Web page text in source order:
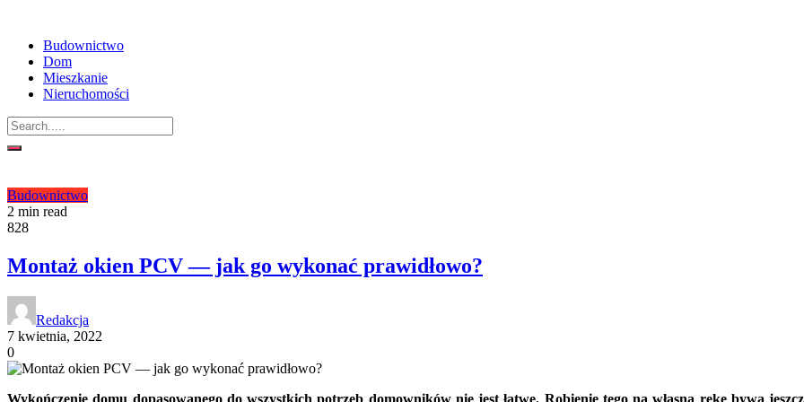
Budownictwo
Dom
Mieszkanie
Nieruchomości
Budownictwo
2 min read
828
Montaż okien PCV — jak go wykonać prawidłowo?
Redakcja
7 kwietnia, 2022
0
Wykończenie domu dopasowanego do wszystkich potrzeb domowników nie jest łatwe. Robienie tego na własną rękę bywa